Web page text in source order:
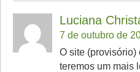
Luciana
7 de outubro de
O site (provisório)
teremos um mais